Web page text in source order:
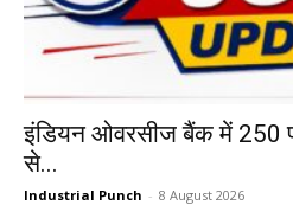
इंडियन ओवरसीज बैंक में 250
से...
Industrial Punch - 8 August 2026